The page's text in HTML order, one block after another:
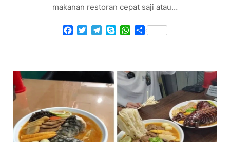
makanan restoran cepat saji atau…
Facebook
TwitterTelegram
SkypeWhatsApp
Share